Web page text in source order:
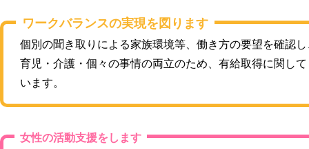
ワークバランスの実現を図ります
個別の聞き取りによる家族環境等、働き方の要望を確認
育児・介護・個々の事情の両立のため、有給取得に関し
います。
女性の活動支援をします